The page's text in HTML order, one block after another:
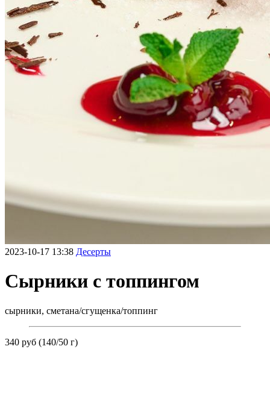
2023-10-17 13:38 Десерты
Сырники с топпингом
сырники, сметана/сгущенка/топпинг
340 руб (140/50 г)